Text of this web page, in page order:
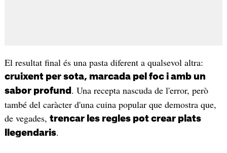
El resultat final és una pasta diferent a qualsevol altra:
cruixent per sota, marcada pel foc i amb un
sabor profund . Una recepta nascuda de l'error, però
també del caràcter d'una cuina popular que demostra que,
de vegades, trencar les regles pot crear plats
llegendaris.